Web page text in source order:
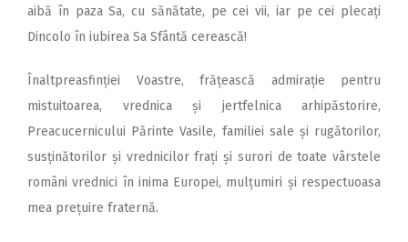
aibă în paza Sa, cu sănătate, pe cei vii, iar pe cei plecați
Dincolo în iubirea Sa Sfântă cerească!
Înaltpreasfinției Voastre, fră­țească admirație pentru
mistuitoa­rea, vrednica și jertfelnica arhipăstorire,
Preacucernicului Părinte Vasile, familiei sale și rugătorilor,
susținătorilor și vrednicilor frați și surori de toate vârstele
români vrednici în inima Europei, mulțumiri și respectuoasa
mea prețuire fraternă.